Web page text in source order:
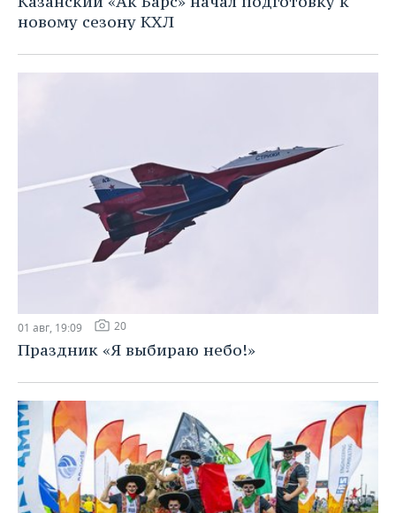
новому сезону КХЛ
01 авг, 19:09 20
Праздник «Я выбираю небо!»